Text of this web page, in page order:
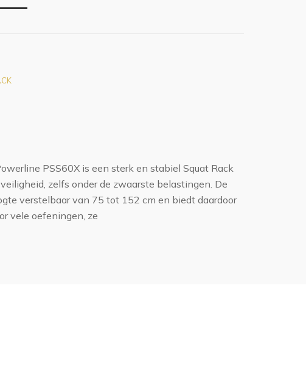
PSS60X is een sterk en stabiel Squat Rack
zelfs onder de zwaarste belastingen. De
verstelbaar van 75 tot 152 cm en biedt daardoor
vele oefeningen, ze